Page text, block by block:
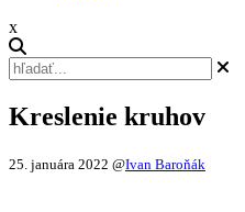
x
Kreslenie kruhov
25. januára 2022 @Ivan Baroňák